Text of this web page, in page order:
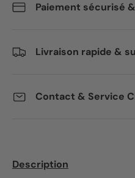
Paiement sécurisé
Livraison rapide &
Contact & Service
Description